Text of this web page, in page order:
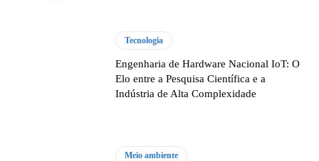
Tecnologia
Engenharia de Hardware Nacional IoT: O
Elo entre a Pesquisa Científica e a
Indústria de Alta Complexidade
Meio ambiente